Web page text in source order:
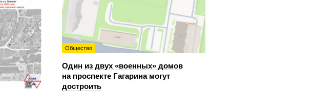
Общество
Один из двух «военных» домов
на проспекте Гагарина могут
достроить